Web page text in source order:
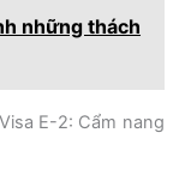
những thách
E-2: Cẩm nang